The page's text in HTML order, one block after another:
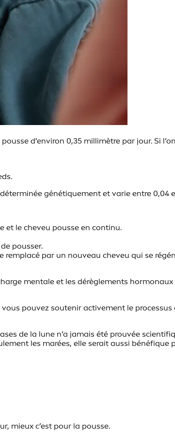
d’environ 0,35 millimètre par jour. Si
génétiquement et varie entre 0,04
et le cheveu pousse en continu.
pousser.
remplacé par un nouveau cheveu qui se
mentale et les dérèglements
pouvez soutenir activement le processus
de la lune n’a jamais été prouvée
les marées, elle serait aussi bénéfique
mieux c’est pour la pousse.